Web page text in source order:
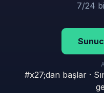
7/24
#x27;dan başlar ·